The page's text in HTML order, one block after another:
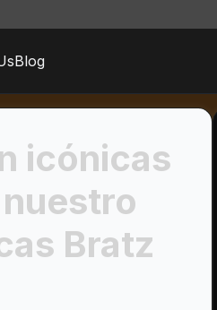
Blog
icónicas
Bratz